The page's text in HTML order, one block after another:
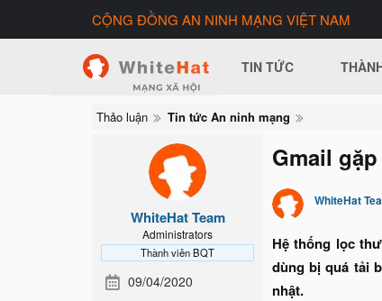
CỘNG ĐỒNG AN NINH MẠNG VIỆT NAM
TIN TỨC
Thảo luận Tin tức An ninh mạng
WhiteHat Team
Administrators
Thành viên BQT
09/04/2020
Gmail
WhiteHat
Hệ thống lọc
dùng bị quá tải
nhật.